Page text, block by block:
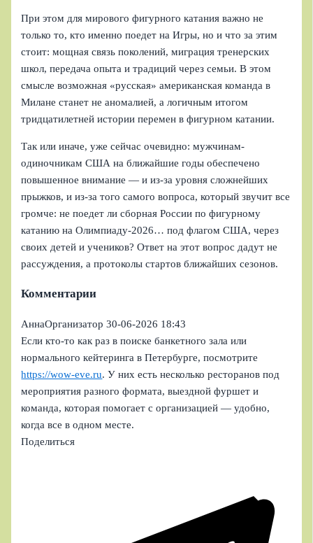
При этом для мирового фигурного катания важно не
только то, кто именно поедет на Игры, но и что за этим
стоит: мощная связь поколений, миграция тренерских
школ, передача опыта и традиций через семьи. В этом
смысле возможная «русская» американская команда в
Милане станет не аномалией, а логичным итогом
тридцатилетней истории перемен в фигурном катании.
Так или иначе, уже сейчас очевидно: мужчинам-
одиночникам США на ближайшие годы обеспечено
повышенное внимание — и из-за уровня сложнейших
прыжков, и из-за того самого вопроса, который звучит все
громче: не поедет ли сборная России по фигурному
катанию на Олимпиаду-2026… под флагом США, через
своих детей и учеников? Ответ на этот вопрос дадут не
рассуждения, а протоколы стартов ближайших сезонов.
Комментарии
АннаОрганизатор 30-06-2026 18:43
Если кто-то как раз в поиске банкетного зала или
нормального кейтеринга в Петербурге, посмотрите
https://wow-eve.ru. У них есть несколько ресторанов под
мероприятия разного формата, выездной фуршет и
команда, которая помогает с организацией — удобно,
когда все в одном месте.
Поделиться